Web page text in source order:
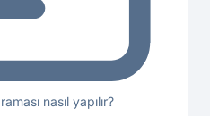
nasıl yapılır?